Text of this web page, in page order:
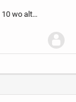
wo alt
Wochen